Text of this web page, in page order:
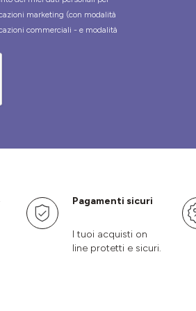
marketing (con modalità
commerciali - e modalità
Pagamenti sicuri
I tuoi acquisti on
line protetti e sicuri.